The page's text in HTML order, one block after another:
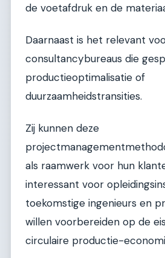
de voetafdruk en de
Daarnaast is het relevant
consultancybureaus die
productieoptimalisatie of
duurzaamheidstransities.
Zij kunnen deze
als raamwerk voor hun
interessant voor
toekomstige ingenieurs en
willen voorbereiden op de
circulaire productie-